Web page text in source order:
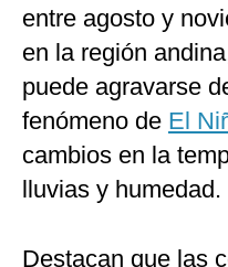
entre agosto y
en la región
puede agravarse
fenómeno de El
cambios en la
lluvias y humedad.
Destacan que las